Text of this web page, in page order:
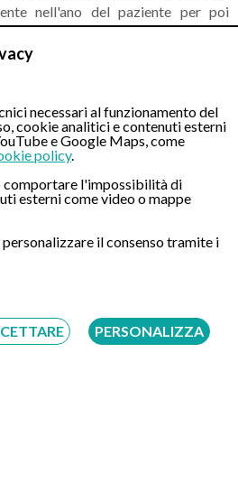
necessari al funzionamento del
cookie analitici e contenuti esterni
e Google Maps, come
policy.
comportare l'impossibilità di
esterni come video o mappe
il consenso tramite i
PERSONALIZZA
nell'ano del paziente per poi
il percorso del colon, fino al cieco.
avrà l’opportunità non solo
frammenti di tessuto per eseguire
laboratorio (biopsia).
esplorare il colon fino in fondo,
manovra può provocare dolore o
spesso, la maggior parte delle
conl’ausilio della sedazione
specialista consegnerà un referto
anche di fotografie a colori,
durante l’esame e quali sono
Robotica